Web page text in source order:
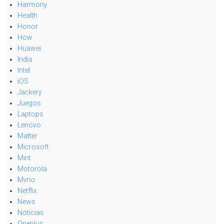
Harmony
Health
Honor
How
Huawei
India
Intel
iOS
Jackery
Juegos
Laptops
Lenovo
Matter
Microsoft
Mint
Motorola
Mvno
Netflix
News
Noticias